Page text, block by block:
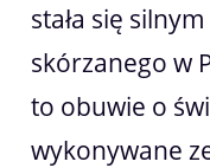
stała się
skórzanego w
to obuwie o
wykonywane